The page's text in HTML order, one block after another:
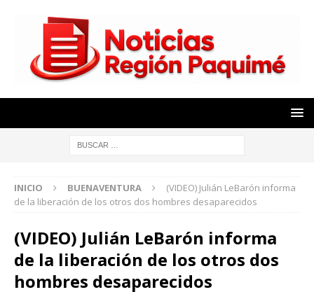
INICIO BUENAVENTURA
(VIDEO) Julián LeBarón informa
de la liberación de los otros dos hombres desaparecidos
(VIDEO) Julián LeBarón informa
de la liberación de los otros dos
hombres desaparecidos